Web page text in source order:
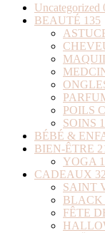
Uncategorized
BEAUTÉ 135
POILS
SOINS
BÉBÉ &
BIEN-ÊTRE
YOGA
CADEAUX 32
SAINT
BLACK
FÊTE